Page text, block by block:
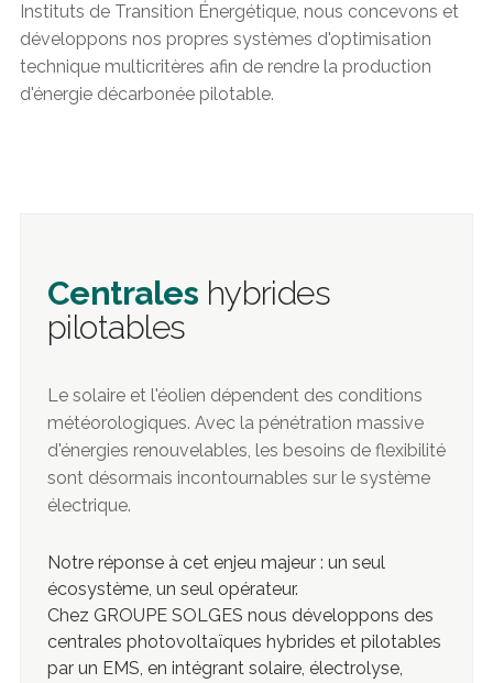
Instituts de Transition Énergétique, nous concevons et
développons nos propres systèmes d'optimisation
technique multicritères afin de rendre la production
d'énergie décarbonée pilotable.
Centrales hybrides
pilotables
Le solaire et l'éolien dépendent des conditions
météorologiques. Avec la pénétration massive
d'énergies renouvelables, les besoins de flexibilité
sont désormais incontournables sur le système
électrique.
Notre réponse à cet enjeu majeur : un seul
écosystème, un seul opérateur.
Chez GROUPE SOLGES nous développons des
centrales photovoltaïques hybrides et pilotables
par un EMS, en intégrant solaire, électrolyse,